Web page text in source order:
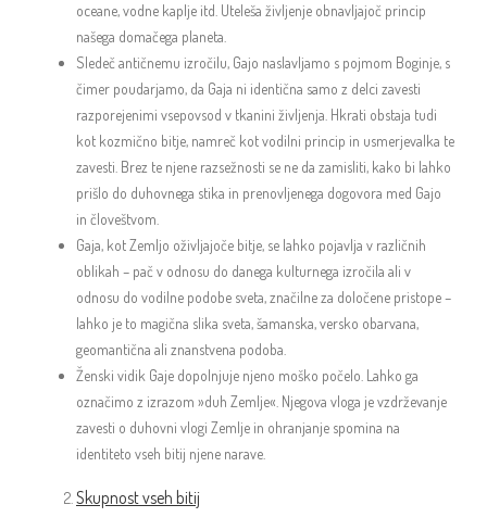
oceane, vodne kaplje itd. Uteleša življenje obnavljajoč princip
našega domačega planeta.
Sledeč antičnemu izročilu, Gajo naslavljamo s pojmom Boginje, s
čimer poudarjamo, da Gaja ni identična samo z delci zavesti
razporejenimi vsepovsod v tkanini življenja. Hkrati obstaja tudi
kot kozmično bitje, namreč kot vodilni princip in usmerjevalka te
zavesti. Brez te njene razsežnosti se ne da zamisliti, kako bi lahko
prišlo do duhovnega stika in prenovljenega dogovora med Gajo
in človeštvom.
Gaja, kot Zemljo oživljajoče bitje, se lahko pojavlja v različnih
oblikah – pač v odnosu do danega kulturnega izročila ali v
odnosu do vodilne podobe sveta, značilne za določene pristope –
lahko je to magična slika sveta, šamanska, versko obarvana,
geomantična ali znanstvena podoba.
Ženski vidik Gaje dopolnjuje njeno moško počelo. Lahko ga
označimo z izrazom »duh Zemlje«. Njegova vloga je vzdrževanje
zavesti o duhovni vlogi Zemlje in ohranjanje spomina na
identiteto vseh bitij njene narave.
Skupnost vseh bitij